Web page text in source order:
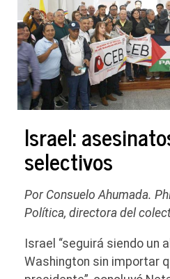
Israel:
selectivos
Por Consuelo Ahumada.
Política, directora del
Israel “seguirá siendo un
Washington sin importar